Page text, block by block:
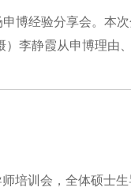
博经验分享会。本
李静霞从申博理
培训会，全体硕士